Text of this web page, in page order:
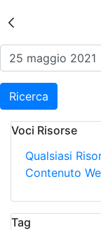
Ricerca
Voci Risorse
Qualsiasi
Contenuto
Tag